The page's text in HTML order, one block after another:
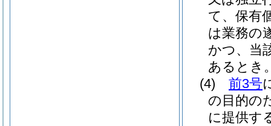
て、保有
は業務の
かつ、当
あるとき
(4)
前3号
の目的の
に提供す